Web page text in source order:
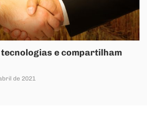
tecnologias e compartilham
de 2021